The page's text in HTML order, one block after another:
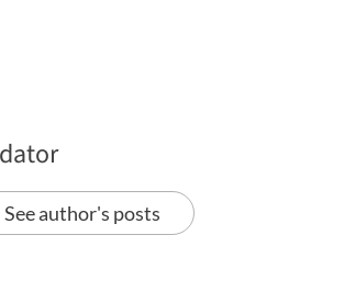
See author's posts